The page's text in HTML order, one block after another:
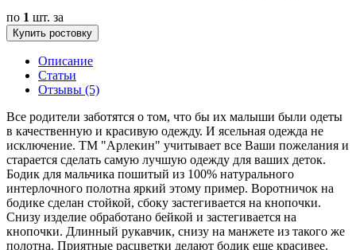
по 1 шт. за
Купить ростовку
Описание
Статьи
Отзывы (5)
Все родители заботятся о том, что бы их малыши были одеты
в качественную и красивую одежду. И ясельная одежда не
исключение. ТМ "Арлекин" учитывает все Ваши пожелания и
старается сделать самую лучшую одежду для ваших деток.
Бодик для мальчика пошитый из 100% натурального
интерлочного полотна яркий этому пример. Воротничок на
бодике сделан стойкой, сбоку застегивается на кнопочки.
Снизу изделие обработано бейкой и застегивается на
кнопочки. Длинный рукавчик, снизу на манжете из такого же
полотна. Приятные расцветки делают бодик еще красивее.